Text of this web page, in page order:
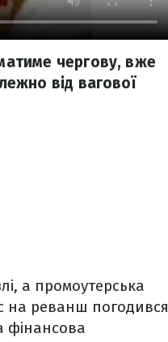
чергову, вже
від вагової
а промоутерська
на реванш погодився
фінансова